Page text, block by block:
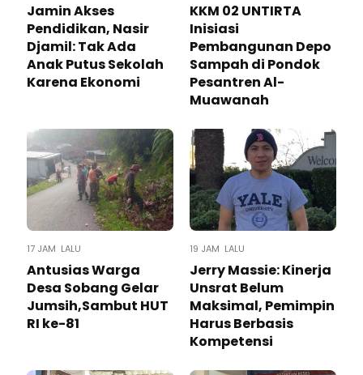
Jamin Akses
Pendidikan, Nasir
Djamil: Tak Ada
Anak Putus Sekolah
Karena Ekonomi
KKM 02 UNTIRTA
Inisiasi
Pembangunan Depo
Sampah di Pondok
Pesantren Al-
Muawanah
17 JAM LALU
Antusias Warga
Desa Sobang Gelar
Jumsih,Sambut HUT
RI ke-81
19 JAM LALU
Jerry Massie: Kinerja
Unsrat Belum
Maksimal, Pemimpin
Harus Berbasis
Kompetensi